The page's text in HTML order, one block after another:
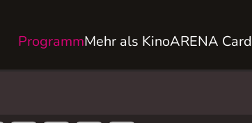
ProgrammMehr als KinoARENA Card